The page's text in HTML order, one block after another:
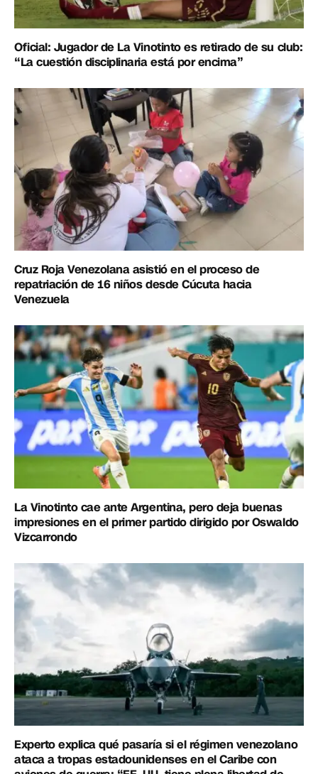
Oficial: Jugador de La Vinotinto es retirado de su club:
“La cuestión disciplinaria está por encima”
Cruz Roja Venezolana asistió en el proceso de
repatriación de 16 niños desde Cúcuta hacia
Venezuela
La Vinotinto cae ante Argentina, pero deja buenas
impresiones en el primer partido dirigido por Oswaldo
Vizcarrondo
Experto explica qué pasaría si el régimen venezolano
ataca a tropas estadounidenses en el Caribe con